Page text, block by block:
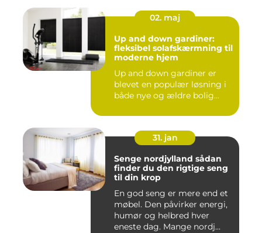
02. maj
Up and down gardiner:
fleksibel solafskærmning til
moderne hjem
Up and down gardiner er
blevet en populær løsning i
både nye og ældre bolig...
31. jan
Senge nordjylland sådan
finder du den rigtige seng
til din krop
En god seng er mere end et
møbel. Den påvirker energi,
humør og helbred hver
eneste dag. Mange nordj...